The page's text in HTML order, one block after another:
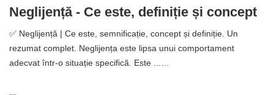
Neglijență - Ce este, definiție și concept
✅ Neglijență | Ce este, semnificație, concept și definiție. Un
rezumat complet. Neglijența este lipsa unui comportament
adecvat într-o situație specifică. Este ...…